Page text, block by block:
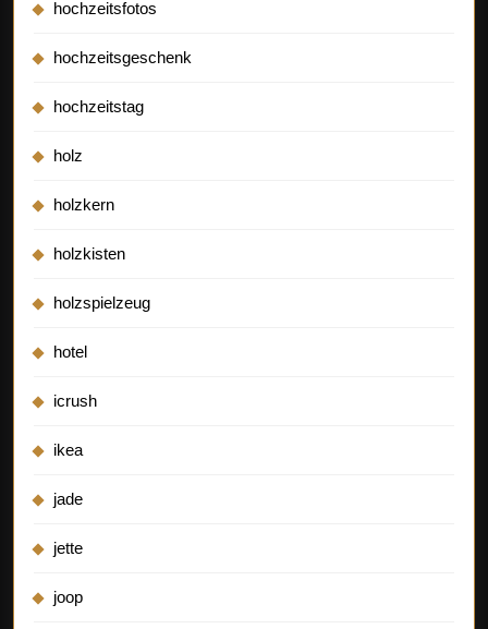
hochzeitsfotos
hochzeitsgeschenk
hochzeitstag
holz
holzkern
holzkisten
holzspielzeug
hotel
icrush
ikea
jade
jette
joop